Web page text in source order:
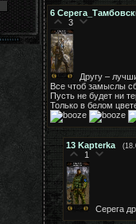
6
3
Другу –
Все чтоб замыслы
Пусть не будет ни
Только в белом
13 Kapterka
1
Серега